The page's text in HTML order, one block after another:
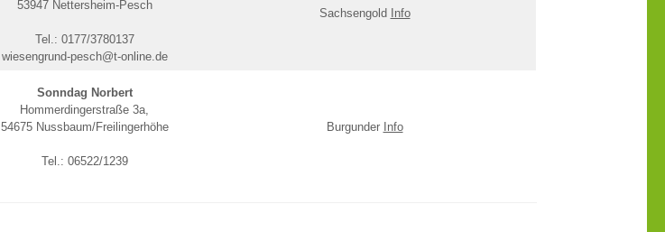
53947 Nettersheim-Pesch
Tel.: 0177/3780137
wiesengrund-pesch@t-online.de
Sachsengold Info
Sonndag Norbert
Hommerdingerstraße 3a,
54675 Nussbaum/Freilingerhöhe
Tel.: 06522/1239
Burgunder Info